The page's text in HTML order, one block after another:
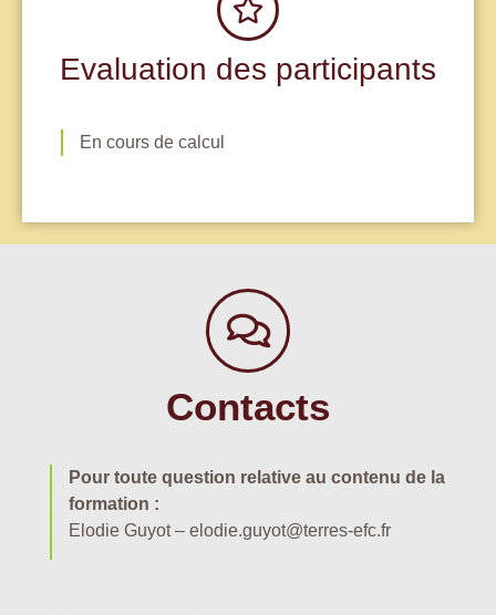
Evaluation des participants
En cours de calcul
Contacts
Pour toute question relative au contenu de la
formation :
Elodie Guyot – elodie.guyot@terres-efc.fr